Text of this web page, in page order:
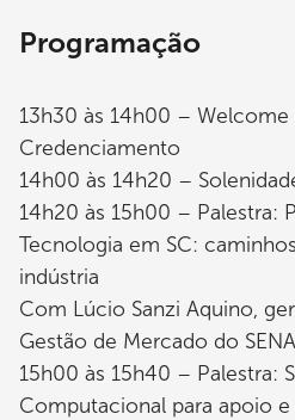
Programação
13h30 às 14h00 –
Credenciamento
14h00 às 14h20 –
14h20 às 15h00 – Palestra:
Tecnologia em SC:
indústria
Com Lúcio Sanzi Aquino,
Gestão de Mercado do
15h00 às 15h40 – Palestra:
Computacional para apoio